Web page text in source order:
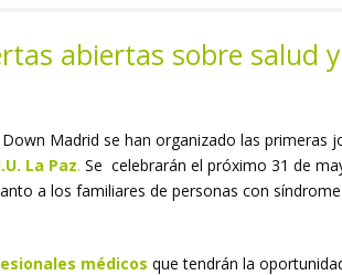
abiertas sobre salud
Madrid se han organizado las
La Paz. Se celebrarán el próximo 31 de
a los familiares de personas con
médicos que tendrán la